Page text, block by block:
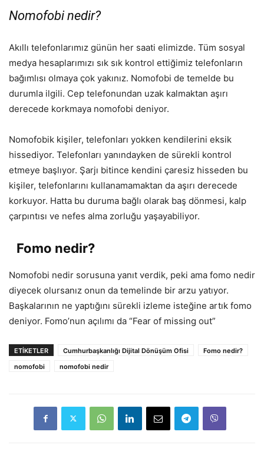
Nomofobi nedir?
Akıllı telefonlarımız günün her saati elimizde. Tüm sosyal
medya hesaplarımızı sık sık kontrol ettiğimiz telefonların
bağımlısı olmaya çok yakınız. Nomofobi de temelde bu
durumla ilgili. Cep telefonundan uzak kalmaktan aşırı
derecede korkmaya nomofobi deniyor.
Nomofobik kişiler, telefonları yokken kendilerini eksik
hissediyor. Telefonları yanındayken de sürekli kontrol
etmeye başlıyor. Şarjı bitince kendini çaresiz hisseden bu
kişiler, telefonlarını kullanamamaktan da aşırı derecede
korkuyor. Hatta bu duruma bağlı olarak baş dönmesi, kalp
çarpıntısı ve nefes alma zorluğu yaşayabiliyor.
Fomo nedir?
Nomofobi nedir sorusuna yanıt verdik, peki ama fomo nedir
diyecek olursanız onun da temelinde bir arzu yatıyor.
Başkalarının ne yaptığını sürekli izleme isteğine artık fomo
deniyor. Fomo’nun açılımı da “Fear of missing out”
ETIKETLER Cumhurbaşkanlığı Dijital Dönüşüm Ofisi
Fomo nedir?
nomofobi
nomofobi nedir